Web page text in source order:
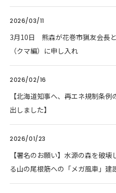
2026/03/11
3月10日 熊森が花巻市猟友会長
（クマ編）に申し入れ
2026/02/16
【北海道知事へ、再エネ規制条
出しました】
2026/01/23
【署名のお願い】水源の森を破
る山の尾根筋への「メガ風車」建